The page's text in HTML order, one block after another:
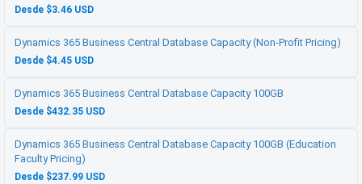
Desde $3.46 USD
Dynamics 365 Business Central Database Capacity (Non-Profit Pricing)
Desde $4.45 USD
Dynamics 365 Business Central Database Capacity 100GB
Desde $432.35 USD
Dynamics 365 Business Central Database Capacity 100GB (Education
Faculty Pricing)
Desde $237.99 USD